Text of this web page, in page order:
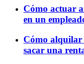
Cómo actuar
en un
Cómo
sacar una